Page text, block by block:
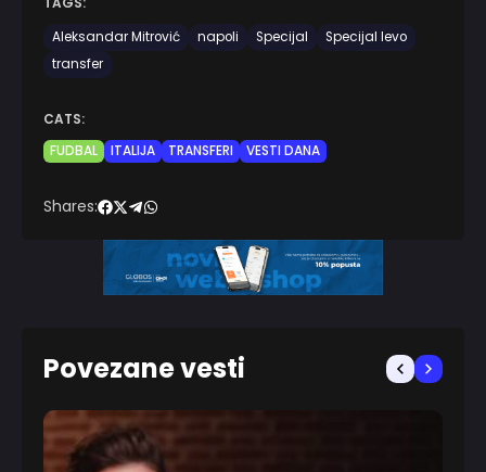
Aleksandar Mitrović
napoli Specijal
Specijal levo
transfer
CATS:
FUDBAL
ITALIJA TRANSFERI VESTI DANA
Shares:
Povezane vesti